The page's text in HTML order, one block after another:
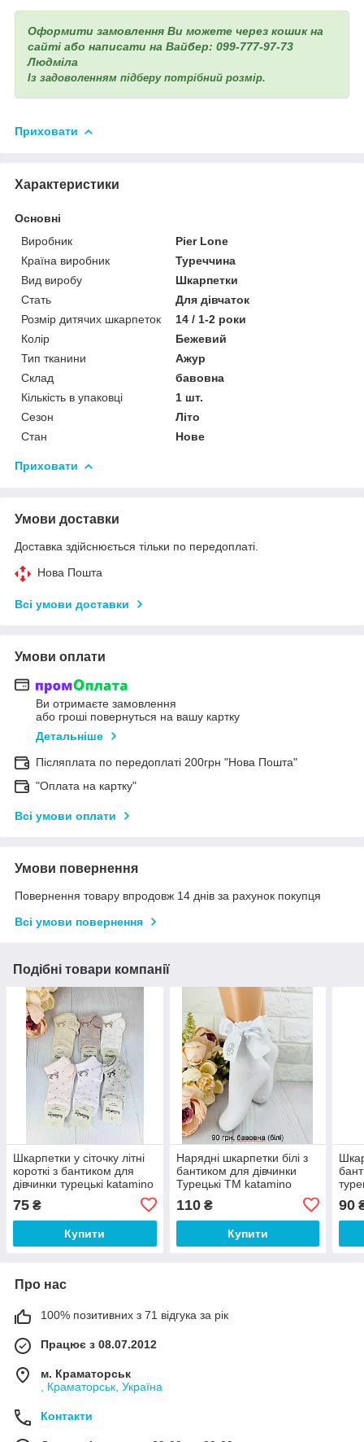
Оформити замовлення Ви можете через кошик на
сайті або написати на Вайбер: 099-777-97-73
Людміла
Із задоволенням підберу потрібний розмір.
Приховати
Характеристики
Основні
Виробник
Pier Lone
Країна виробник
Туреччина
Вид виробу
Шкарпетки
Стать
Для дівчаток
Розмір дитячих шкарпеток
14 / 1-2 роки
Колір
Бежевий
Тип тканини
Ажур
Склад
бавовна
Кількість в упаковці
1 шт.
Сезон
Літо
Стан
Нове
Приховати
Умови доставки
Доставка здійснюється тільки по передоплаті.
Нова Пошта
Всі умови доставки
Умови оплати
Ви отримаєте замовлення
або гроші повернуться на вашу картку
Детальніше
Післяплата по передоплаті 200грн "Нова Пошта"
"Оплата на картку"
Всі умови оплати
Умови повернення
Повернення товару впродовж 14 днів за рахунок покупця
Всі умови повернення
Подібні товари компанії
Шкарпетки у сіточку літні
короткі з бантиком для
дівчинки турецькі katamino
75 ₴
Купити
Нарядні шкарпетки білі з
бантиком для дівчинки
Турецькі TM katamino
110₴
Купити
90
Про нас
100% позитивних з 71 відгука за рік
Працює з 08.07.2012
м. Краматорськ
, Краматорськ, Україна
Контакти